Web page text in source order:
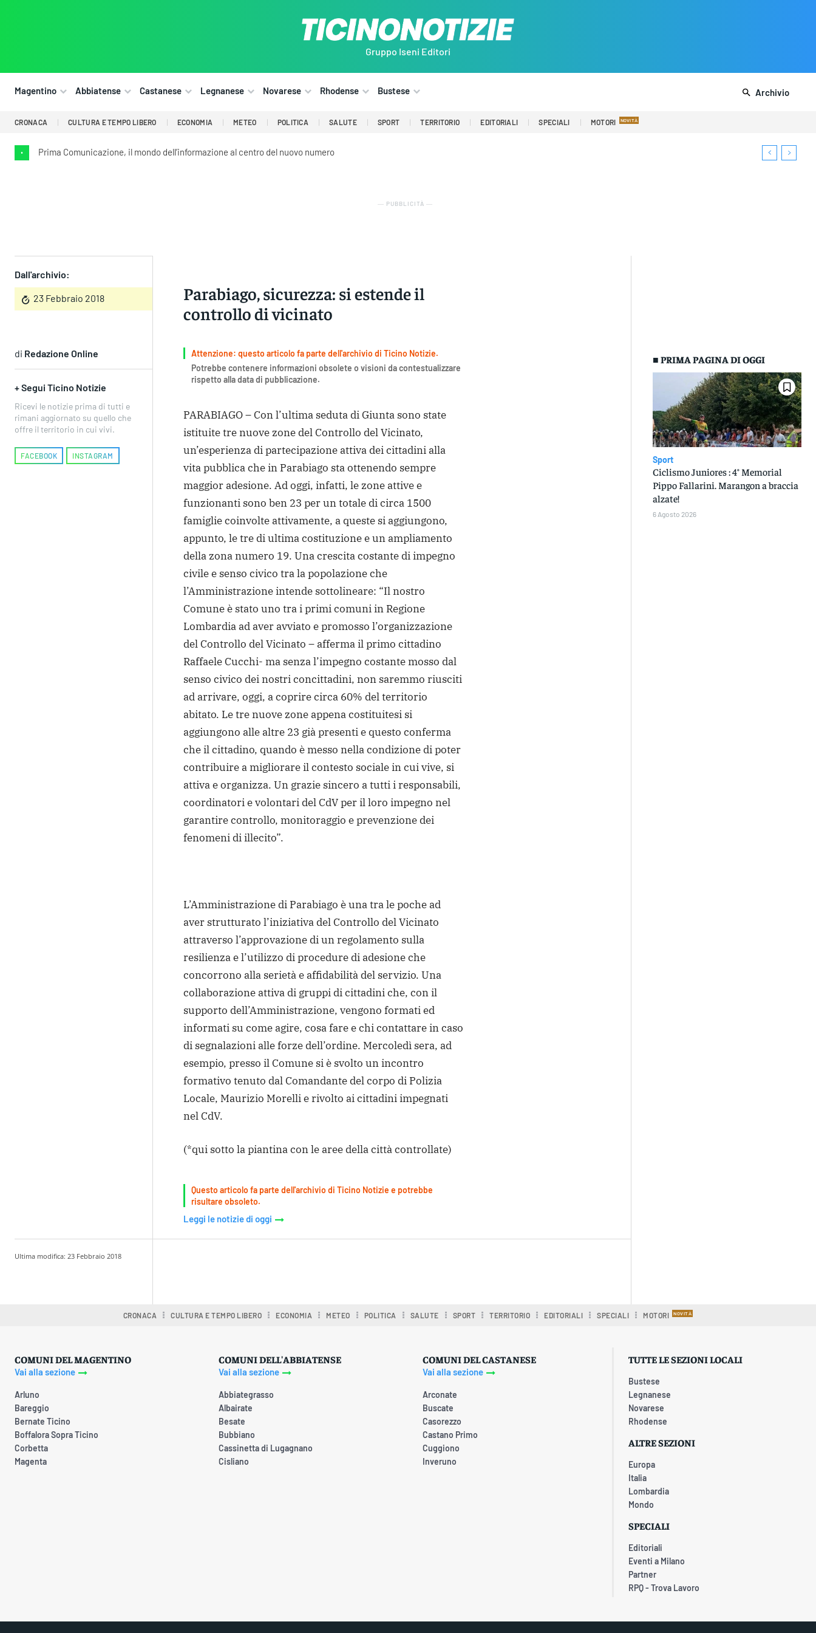
Gruppo Iseni Editori
Magentino Abbiatense Castanese Legnanese Novarese Rhodense Bustese Archivio
CRONACA CULTURA E TEMPO LIBERO ECONOMIA METEO POLITICA SALUTE SPORT TERRITORIO EDITORIALI SPECIALI MOTORI
• Prima Comunicazione, il mondo dell’informazione al centro del nuovo numero
― PUBBLICITÀ ―
Dall'archivio:
23 Febbraio 2018
Parabiago, sicurezza: si estende il
controllo di vicinato
di Redazione Online
+ Segui Ticino Notizie
Ricevi le notizie prima di tutti e
rimani aggiornato su quello che
offre il territorio in cui vivi.
FACEBOOK INSTAGRAM
Attenzione: questo articolo fa parte dell'archivio di Ticino Notizie.
Potrebbe contenere informazioni obsolete o visioni da contestualizzare
rispetto alla data di pubblicazione.
PARABIAGO – Con l’ultima seduta di Giunta sono state
istituite tre nuove zone del Controllo del Vicinato,
un’esperienza di partecipazione attiva dei cittadini alla
vita pubblica che in Parabiago sta ottenendo sempre
maggior adesione. Ad oggi, infatti, le zone attive e
funzionanti sono ben 23 per un totale di circa 1500
famiglie coinvolte attivamente, a queste si aggiungono,
appunto, le tre di ultima costituzione e un ampliamento
della zona numero 19. Una crescita costante di impegno
civile e senso civico tra la popolazione che
l’Amministrazione intende sottolineare: “Il nostro
Comune è stato uno tra i primi comuni in Regione
Lombardia ad aver avviato e promosso l’organizzazione
del Controllo del Vicinato – afferma il primo cittadino
Raffaele Cucchi- ma senza l’impegno costante mosso dal
senso civico dei nostri concittadini, non saremmo riusciti
ad arrivare, oggi, a coprire circa 60% del territorio
abitato. Le tre nuove zone appena costituitesi si
aggiungono alle altre 23 già presenti e questo conferma
che il cittadino, quando è messo nella condizione di poter
contribuire a migliorare il contesto sociale in cui vive, si
attiva e organizza. Un grazie sincero a tutti i responsabili,
coordinatori e volontari del CdV per il loro impegno nel
garantire controllo, monitoraggio e prevenzione dei
fenomeni di illecito”.
L’Amministrazione di Parabiago è una tra le poche ad
aver strutturato l’iniziativa del Controllo del Vicinato
attraverso l’approvazione di un regolamento sulla
resilienza e l’utilizzo di procedure di adesione che
concorrono alla serietà e affidabilità del servizio. Una
collaborazione attiva di gruppi di cittadini che, con il
supporto dell’Amministrazione, vengono formati ed
informati su come agire, cosa fare e chi contattare in caso
di segnalazioni alle forze dell’ordine. Mercoledì sera, ad
esempio, presso il Comune si è svolto un incontro
formativo tenuto dal Comandante del corpo di Polizia
Locale, Maurizio Morelli e rivolto ai cittadini impegnati
nel CdV.
(*qui sotto la piantina con le aree della città controllate)
Questo articolo fa parte dell'archivio di Ticino Notizie e potrebbe
risultare obsoleto.
Leggi le notizie di oggi
■ PRIMA PAGINA DI OGGI
Sport
Ciclismo Juniores : 4° Memorial
Pippo Fallarini. Marangon a braccia
alzate!
6 Agosto 2026
Ultima modifica: 23 Febbraio 2018
CRONACA CULTURA E TEMPO LIBERO ECONOMIA METEO POLITICA SALUTE SPORT TERRITORIO EDITORIALI SPECIALI MOTORI
COMUNI DEL MAGENTINO
Vai alla sezione
Arluno
Bareggio
Bernate Ticino
Boffalora Sopra Ticino
Corbetta
Magenta
COMUNI DELL'ABBIATENSE
Vai alla sezione
Abbiategrasso
Albairate
Besate
Bubbiano
Cassinetta di Lugagnano
Cisliano
COMUNI DEL CASTANESE
Vai alla sezione
Arconate
Buscate
Casorezzo
Castano Primo
Cuggiono
Inveruno
TUTTE LE SEZIONI LOCALI
Bustese
Legnanese
Novarese
Rhodense
ALTRE SEZIONI
Europa
Italia
Lombardia
Mondo
SPECIALI
Editoriali
Eventi a Milano
Partner
RPQ - Trova Lavoro